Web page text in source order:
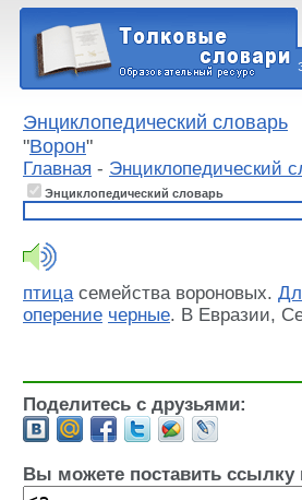
Энциклопедический словарь
"Ворон"
Главная - Энциклопедический
Энциклопедический словарь
птицасемейства вороновых.
оперение черные. В Евразии,
Поделитесь с друзьями:
Вы можете поставить ссылку